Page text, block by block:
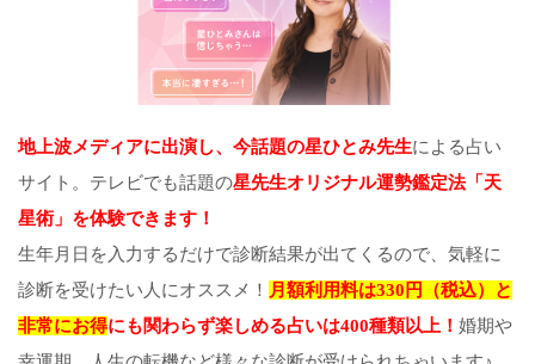
地上波メディアに出演し、今話題の星ひとみ先生による占い
サイト。テレビでも話題の星先生オリジナル運勢鑑定法「天
星術」を体験できます！
生年月日を入力するだけで診断結果が出てくるので、気軽に
診断を受けたい人にオススメ！ 月額利用料は330円（税込）と
非常にお得にも関わらず楽しめる占いは400種類以上！ 婚期や